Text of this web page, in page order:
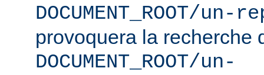
DOCUMENT_ROOT/
provoquera la recherche
DOCUMENT_ROOT/un-